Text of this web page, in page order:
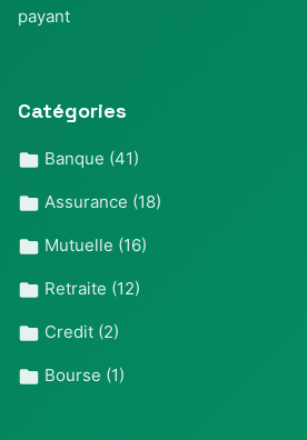
payant
Catégories
Banque (41)
Assurance (18)
Mutuelle (16)
Retraite (12)
Credit (2)
Bourse (1)